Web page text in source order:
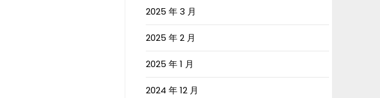
2025 年 3 月
2025 年 2 月
2025 年 1 月
2024 年 12 月